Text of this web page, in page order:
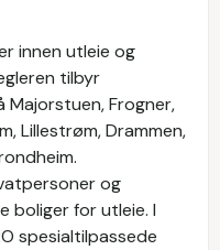
innen utleie og
tilbyr
Frogner,
Lillestrøm, Drammen,
og
boliger for utleie. I
spesialtilpassede